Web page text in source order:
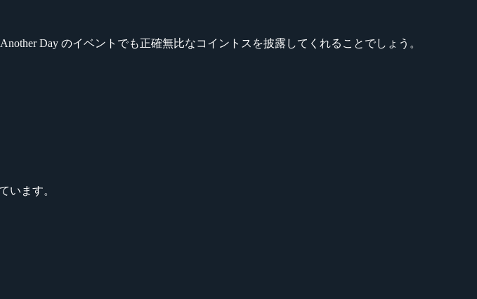
Day のイベントでも正確無比なコイントスを披露してくれることでしょう。
います。